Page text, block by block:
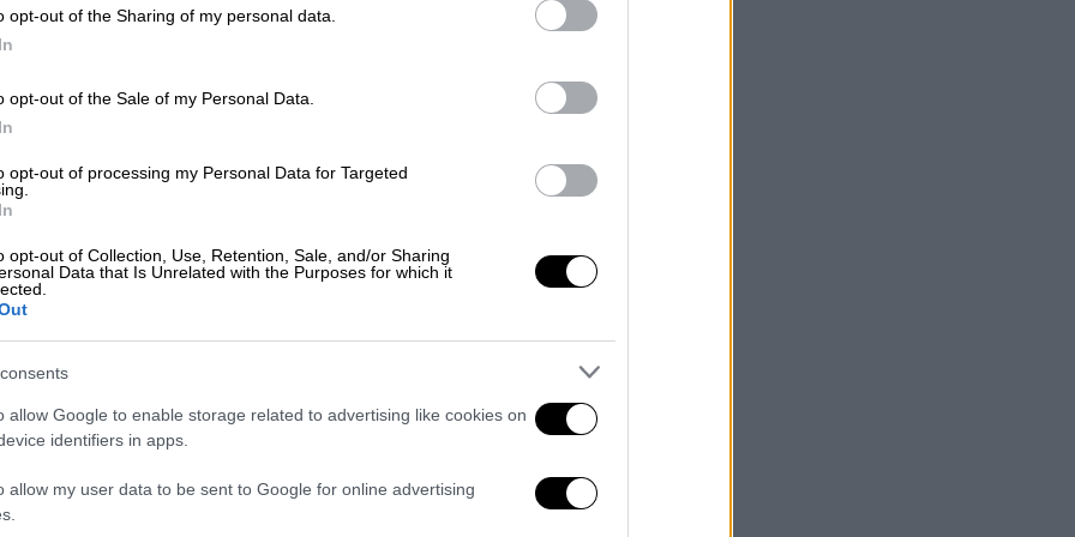
opt-out of the Sharing of my personal data.
opt-out of the Sale of my Personal Data.
opt-out of processing my Personal Data for Targeted
opt-out of Collection, Use, Retention, Sale, and/or Sharing
Data that Is Unrelated with the Purposes for which it
allow Google to enable storage related to advertising like cookies on
identifiers in apps.
allow my user data to be sent to Google for online advertising
επίθεση με μαχαίρι -
σημειώθηκε περίπου στις23:30το βράδυ
τμήμα της μεταξύ των οδών Μηθύμνης
του οχήματος αφού έπεσε πάνω στα
ο ιδιοκτήτης του οχήματος,